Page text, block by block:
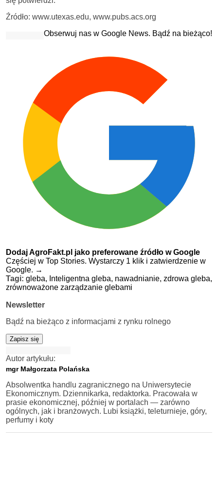
Źródło: www.utexas.edu, www.pubs.acs.org
Obserwuj nas w Google News. Bądź na bieżąco!
Dodaj AgroFakt.pl jako preferowane źródło w Google
Częściej w Top Stories. Wystarczy 1 klik i zatwierdzenie w
Google. →
Tagi: gleba, Inteligentna gleba, nawadnianie, zdrowa gleba,
zrównoważone zarządzanie glebami
Newsletter
Bądź na bieżąco z informacjami z rynku rolnego
Zapisz się
Autor artykułu:
mgr Małgorzata Polańska
Absolwentka handlu zagranicznego na Uniwersytecie
Ekonomicznym. Dziennikarka, redaktorka. Pracowała w
prasie ekonomicznej, później w portalach — zarówno
ogólnych, jak i branżowych. Lubi książki, teleturnieje, góry,
perfumy i koty